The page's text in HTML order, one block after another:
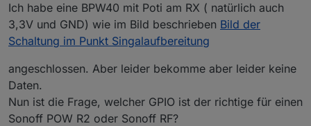
Ich habe eine BPW40 mit Poti am RX ( natürlich auch
3,3V und GND) wie im Bild beschrieben Bild der
Schaltung im Punkt Singalaufbereitung
angeschlossen. Aber leider bekomme aber leider keine
Daten.
Nun ist die Frage, welcher GPIO ist der richtige für einen
Sonoff POW R2 oder Sonoff RF?